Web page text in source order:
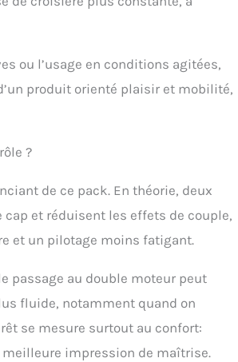
marin. Conditions de garantie :
de la date d’achat. L’unité
d’un an, tandis que les
à double moteur, support de
les conditions de garantie, nous
ou l’usage en conditions agitées,
produit orienté plaisir et mobilité,
?
de ce pack. En théorie, deux
et réduisent les effets de couple,
et un pilotage moins fatigant.
passage au double moteur peut
fluide, notamment quand on
se mesure surtout au confort:
impression de maîtrise.